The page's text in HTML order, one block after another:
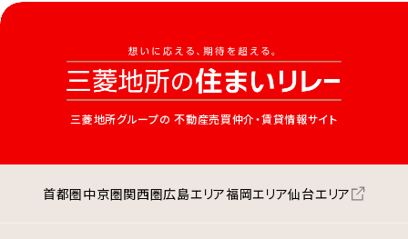
三菱地所グループの 不動産売買仲介・賃貸情報サイト
首都圏中京圏関西圏広島エリア福岡エリア仙台エリア